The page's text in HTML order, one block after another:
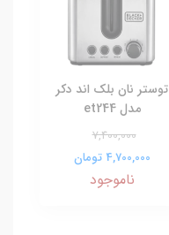
توستر نان بلک اند دکر
مدل et244
7,400,000
4,700,000 تومان
ناموجود